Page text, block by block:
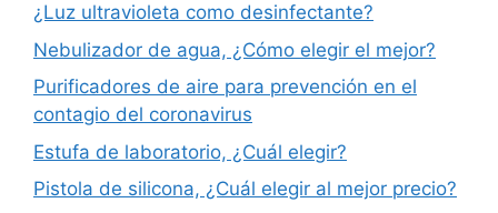
¿Luz ultravioleta como desinfectante?
Nebulizador de agua, ¿Cómo elegir el mejor?
Purificadores de aire para prevención en el
contagio del coronavirus
Estufa de laboratorio, ¿Cuál elegir?
Pistola de silicona, ¿Cuál elegir al mejor precio?